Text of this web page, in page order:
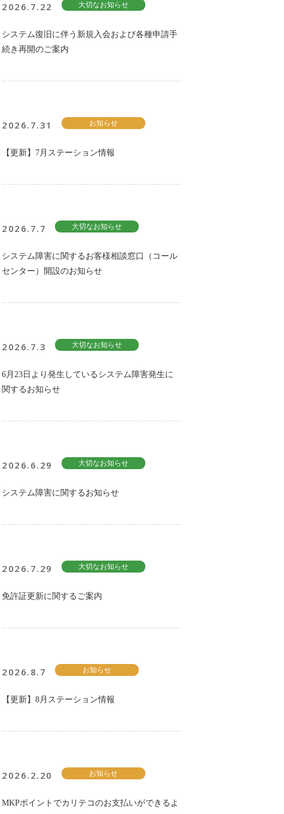
2026.7.22 大切なお知らせ
システム復旧に伴う新規入会および各種申請手
続き再開のご案内
2026.7.31 お知らせ
【更新】7月ステーション情報
2026.7.7 大切なお知らせ
システム障害に関するお客様相談窓口（コール
センター）開設のお知らせ
2026.7.3 大切なお知らせ
6月23日より発生しているシステム障害発生に
関するお知らせ
2026.6.29 大切なお知らせ
システム障害に関するお知らせ
2026.7.29 大切なお知らせ
免許証更新に関するご案内
2026.8.7 お知らせ
【更新】8月ステーション情報
2026.2.20 お知らせ
MKPポイントでカリテコのお支払いができるよ